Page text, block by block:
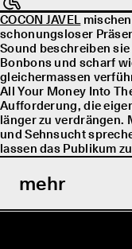
COCON JAVEL
schonungsloser
Sound beschreiben
Bonbons und scharf
gleichermassen
All Your Money Into
Aufforderung, die
länger zu verdrängen.
und Sehnsucht
lassen das Publikum
mehr